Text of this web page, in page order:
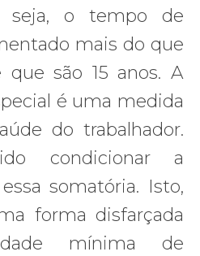
seja, o tempo de
mais do que
são 15 anos. A
é uma medida
do trabalhador.
condicionar a
somatória. Isto,
forma disfarçada
mínima de